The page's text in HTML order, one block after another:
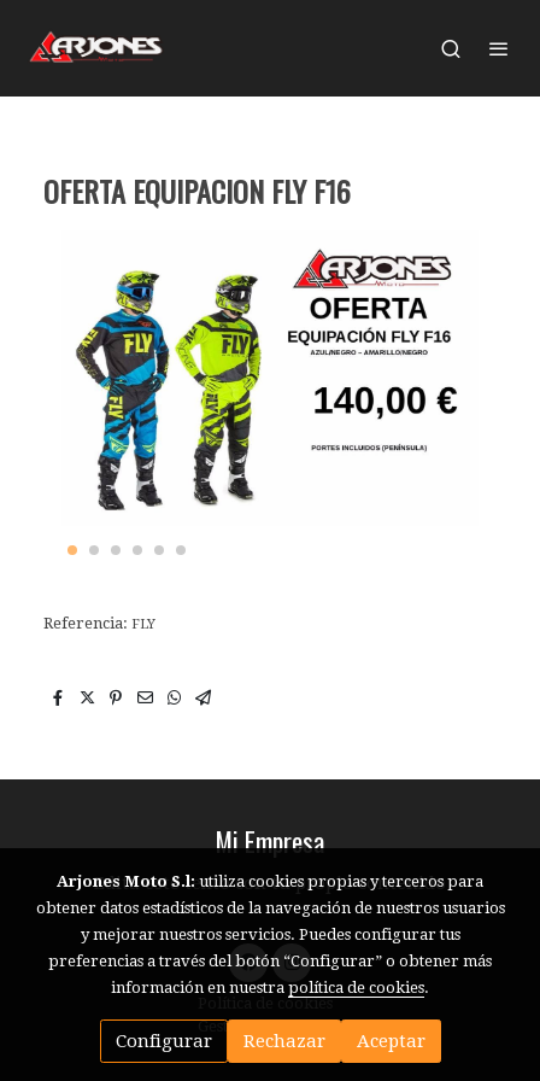
OFERTA EQUIPACION FLY F16
Referencia: FLY
Mi Empresa
Edita este texto con tu propio contenido
Política de cookies
Gestión de cookies
Arjones Moto S.l: utiliza cookies propias y terceros para
obtener datos estadísticos de la navegación de nuestros usuarios
y mejorar nuestros servicios. Puedes configurar tus
preferencias a través del botón “Configurar” o obtener más
información en nuestra política de cookies.
Configurar Rechazar Aceptar